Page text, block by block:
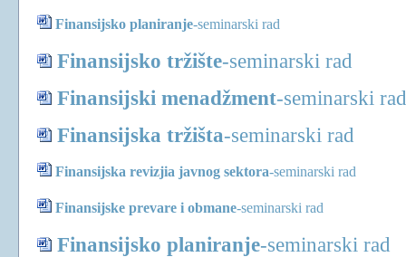
Finansijsko planiranje-seminarski rad
Finansijsko tržište-seminarski rad
Finansijski menadžment-seminarski rad
Finansijska tržišta-seminarski rad
Finansijska revizjia javnog sektora-seminarski rad
Finansijske prevare i obmane-seminarski rad
Finansijsko planiranje-seminarski rad